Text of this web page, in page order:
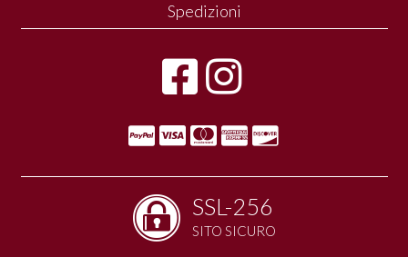
Spedizioni
SSL-256
SITO SICURO